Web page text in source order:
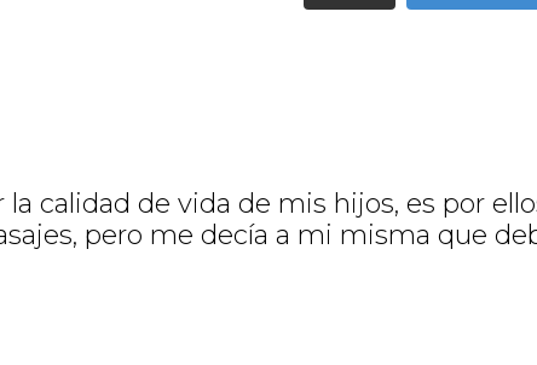
calidad de vida de mis hijos, es por
pero me decía a mi misma que